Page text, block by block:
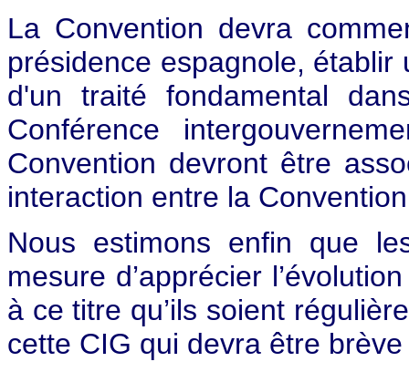
La Convention devra
présidence espagnole,
d'un traité fondamental
Conférence
Convention devront être
interaction entre la
Nous estimons enfin que
mesure d’apprécier
à ce titre qu’ils soient
cette CIG qui devra être